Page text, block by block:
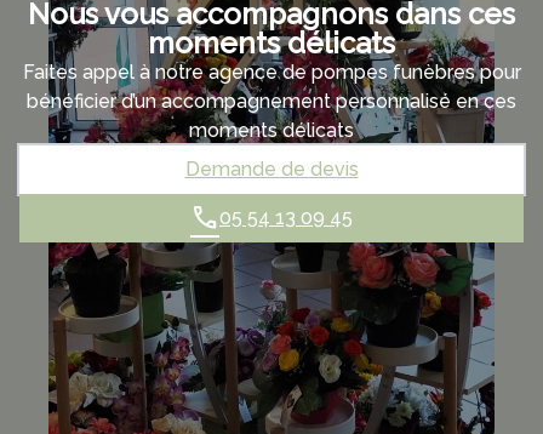
Nous vous accompagnons dans ces
moments délicats
Faites appel à notre agence de pompes funèbres pour
bénéficier d’un accompagnement personnalisé en ces
moments délicats
Demande de devis
05 54 13 09 45